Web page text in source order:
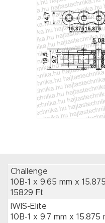
Challenge
10B-1 x 9.65 mm x
15829 Ft
IWIS-Elite
10B-1 x 9.7 mm x 15.875